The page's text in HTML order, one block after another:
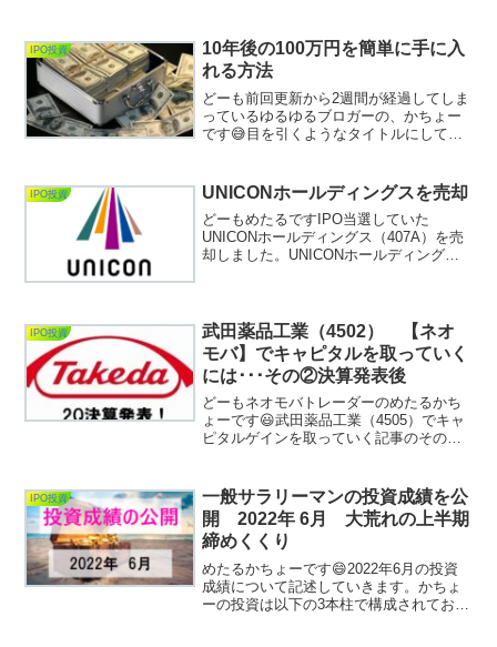
は一貫してキャピタルゲインを目的に攻
めておりますが...
IPO投資
10年後の100万円を簡単に手に入
れる方法
どーも前回更新から2週間が経過してしま
っているゆるゆるブロガーの、かちょー
です😅目を引くようなタイトルにしてし
ですか？②地道にお金を積み上げていき
たい方ですか？最初に言...
IPO投資 UNICONホールディングスを売却
どーもめたるですIPO当選していた
UNICONホールディングス（407A）を売
却しました。UNICONホールディングス
1,06...
IPO投資
武田薬品工業（4502） 【ネオ
モバ】でキャピタルを取っていく
には･･･その②決算発表後
どーもネオモバトレーダーのめたるかち
ょーです😃武田薬品工業（4505）でキャ
ピタルゲインを取っていく記事のその②
が発表されました。引用元：株探やはり
というか想定通...
IPO投資
一般サラリーマンの投資成績を公
開 2022年 6月 大荒れの上半期
締めくくり
めたるかちょーです😄2022年6月の投資
成績について記述していきます。かちょ
ーの投資は以下の3本柱で構成されており